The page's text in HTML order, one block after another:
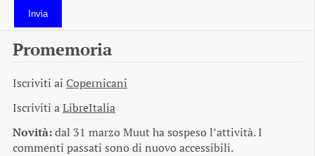
Invia
Promemoria
Iscriviti ai Copernicani
Iscriviti aLibreItalia
Novità:dal 31 marzo Muut ha sospeso l’attività. I
commenti passati sono di nuovo accessibili.